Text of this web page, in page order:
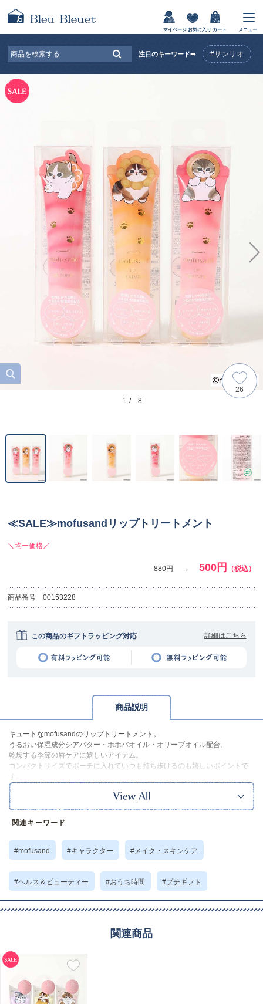
マイページ お気に入り カート メニュー
注目のキーワード➡ #サンリオ
1 / 8
26
≪SALE≫mofusandリップトリートメント
＼均一価格／
880円 500円 （税込）
商品番号 00153228
この商品のギフトラッピング対応 詳細はこちら
商品説明
キュートなmofusandのリップトリートメント。
うるおい保湿成分シアバター・ホホバオイル・オリーブオイル配合。
乾燥する季節の唇ケアに嬉しいアイテム。
コンパクトサイズでポーチに入れていつも持ち歩けるのも嬉しいポイントで
す。
無香料なので香りが苦手な方にもお使いいただけます。
もふもふのにゃんこがサメの着ぐるみを着た「サメにゃん」をはじめ、とっ
てもキュートでちょっとシュールなにゃんこたちを描いた「mofusand」。
手がけるのはSNSを中心に人気のイラストレーター「ぢゅの」です。
※実物の色味に近づけて撮影していますが、ご使用の端末やモニター環境に
より、実際の色味と異なって見える場合がございます。
素材・原材料 商品画像参照
原産国 中国製
返品について
関連キーワード
#mofusand #キャラクター #メイク・スキンケア
#ヘルス＆ビューティー #おうち時間 #プチギフト
関連商品